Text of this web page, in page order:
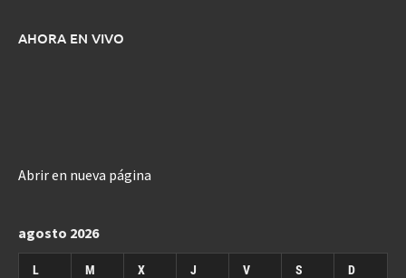
AHORA EN VIVO
Abrir en nueva página
agosto 2026
L M X J V S D